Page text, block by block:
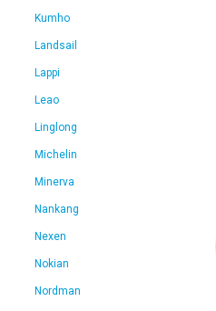
Kumho
Landsail
Lappi
Leao
Linglong
Michelin
Minerva
Nankang
Nexen
Nokian
Nordman